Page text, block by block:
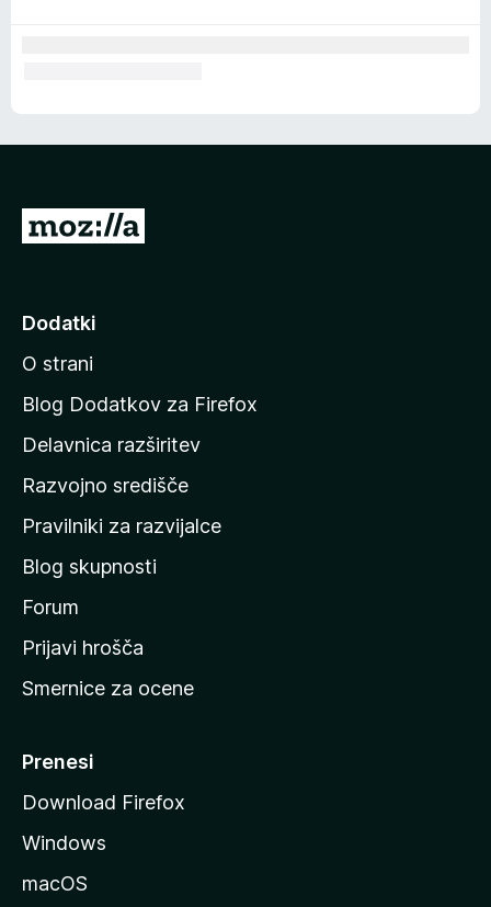
P
d
n
a
o
m
a
o
s
t
a
M
z
i
Dodatki
O strani
Blog Dodatkov za Firefox
Delavnica razširitev
Razvojno središče
Pravilniki za razvijalce
Blog skupnosti
Forum
Prijavi hrošča
Smernice za ocene
Prenesi
Download Firefox
Windows
macOS